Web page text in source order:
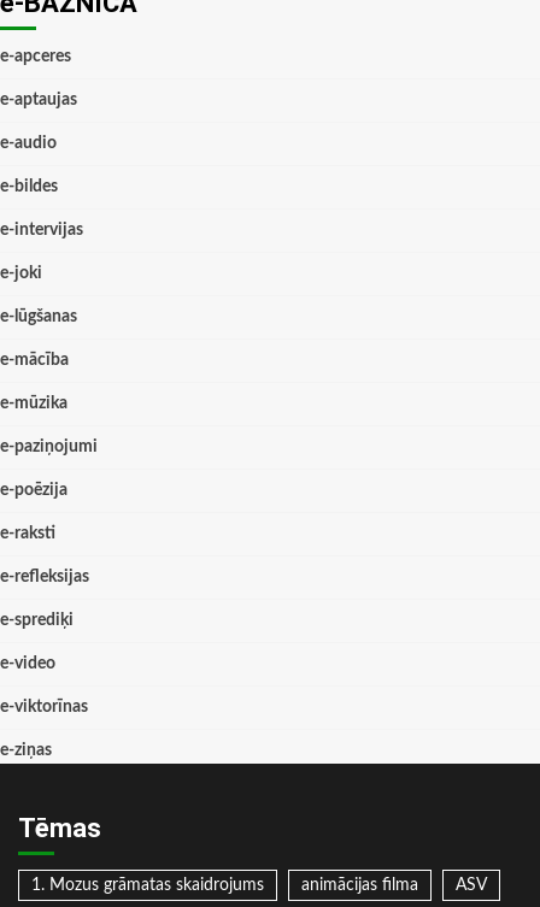
e-apceres
e-aptaujas
e-audio
e-bildes
e-intervijas
e-joki
e-lūgšanas
e-mācība
e-mūzika
e-paziņojumi
e-poēzija
e-raksti
e-refleksijas
e-sprediķi
e-video
e-viktorīnas
e-ziņas
Tēmas
1. Mozus grāmatas skaidrojums animācijas filma ASV